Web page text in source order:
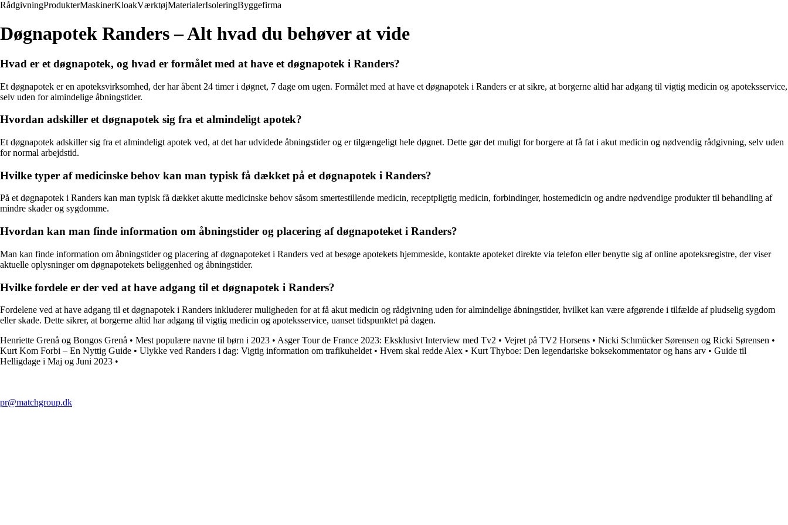
RådgivningProdukterMaskinerKloakVærktøjMaterialerIsoleringByggefirma
Døgnapotek Randers – Alt hvad du behøver at vide
Hvad er et døgnapotek, og hvad er formålet med at have et døgnapotek i Randers?
Et døgnapotek er en apoteksvirksomhed, der har åbent 24 timer i døgnet, 7 dage om ugen. Formålet med at have et døgnapotek i Randers er at sikre, at borgerne altid har adgang til vigtig medicin og apoteksservice,
selv uden for almindelige åbningstider.
Hvordan adskiller et døgnapotek sig fra et almindeligt apotek?
Et døgnapotek adskiller sig fra et almindeligt apotek ved, at det har udvidede åbningstider og er tilgængeligt hele døgnet. Dette gør det muligt for borgere at få fat i akut medicin og nødvendig rådgivning, selv uden
for normal arbejdstid.
Hvilke typer af medicinske behov kan man typisk få dækket på et døgnapotek i Randers?
På et døgnapotek i Randers kan man typisk få dækket akutte medicinske behov såsom smertestillende medicin, receptpligtig medicin, forbindinger, hostemedicin og andre nødvendige produkter til behandling af
mindre skader og sygdomme.
Hvordan kan man finde information om åbningstider og placering af døgnapoteket i Randers?
Man kan finde information om åbningstider og placering af døgnapoteket i Randers ved at besøge apotekets hjemmeside, kontakte apoteket direkte via telefon eller benytte sig af online apoteksregistre, der viser
aktuelle oplysninger om døgnapotekets beliggenhed og åbningstider.
Hvilke fordele er der ved at have adgang til et døgnapotek i Randers?
Fordelene ved at have adgang til et døgnapotek i Randers inkluderer muligheden for at få akut medicin og rådgivning uden for almindelige åbningstider, hvilket kan være afgørende i tilfælde af pludselig sygdom
eller skade. Dette sikrer, at borgerne altid har adgang til vigtig medicin og apoteksservice, uanset tidspunktet på dagen.
Henriette Grenå og Bongos Grenå • Mest populære navne til børn i 2023 • Asger Tour de France 2023: Eksklusivt Interview med Tv2 • Vejret på TV2 Horsens • Nicki Schmücker Sørensen og Ricki Sørensen •
Kurt Kom Forbi – En Nyttig Guide • Ulykke ved Randers i dag: Vigtig information om trafikuheldet • Hvem skal redde Alex • Kurt Thyboe: Den legendariske boksekommentator og hans arv • Guide til
Helligdage i Maj og Juni 2023 •
pr@matchgroup.dk